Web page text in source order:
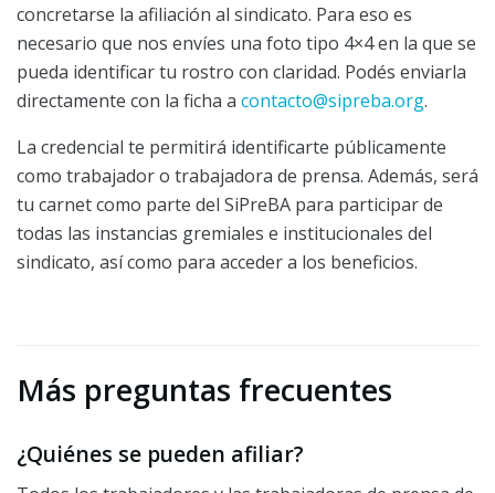
concretarse la afiliación al sindicato. Para eso es
necesario que nos envíes una foto tipo 4×4 en la que se
pueda identificar tu rostro con claridad. Podés enviarla
directamente con la ficha a contacto@sipreba.org.
La credencial te permitirá identificarte públicamente
como trabajador o trabajadora de prensa. Además, será
tu carnet como parte del SiPreBA para participar de
todas las instancias gremiales e institucionales del
sindicato, así como para acceder a los beneficios.
Más preguntas frecuentes
¿Quiénes se pueden afiliar?